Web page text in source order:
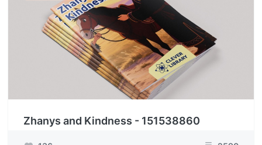
Zhanys and Kindness - 151538860